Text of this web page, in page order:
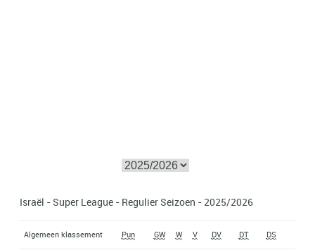
Israël - Super League - Regulier Seizoen - 2025/2026
Algemeen klassement Pun GW W V DV DT DS